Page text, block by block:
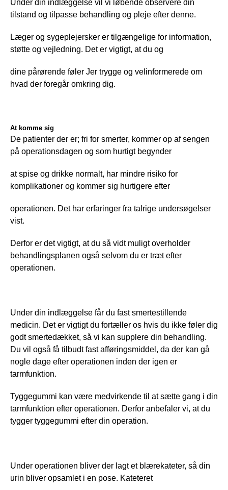
Under din indlæggelse vil vi løbende observere din
tilstand og tilpasse behandling og pleje efter denne.
Læger og sygeplejersker er tilgængelige for information,
støtte og vejledning. Det er vigtigt, at du og
dine pårørende føler Jer trygge og velinformerede om
hvad der foregår omkring dig.
At komme sig
De patienter der er; fri for smerter, kommer op af sengen
på operationsdagen og som hurtigt begynder
at spise og drikke normalt, har mindre risiko for
komplikationer og kommer sig hurtigere efter
operationen. Det har erfaringer fra talrige undersøgelser
vist.
Derfor er det vigtigt, at du så vidt muligt overholder
behandlingsplanen også selvom du er træt efter
operationen.
Under din indlæggelse får du fast smertestillende
medicin. Det er vigtigt du fortæller os hvis du ikke føler dig
godt smertedækket, så vi kan supplere din behandling.
Du vil også få tilbudt fast afføringsmiddel, da der kan gå
nogle dage efter operationen inden der igen er
tarmfunktion.
Tyggegummi kan være medvirkende til at sætte gang i din
tarmfunktion efter operationen. Derfor anbefaler vi, at du
tygger tyggegummi efter din operation.
Under operationen bliver der lagt et blærekateter, så din
urin bliver opsamlet i en pose. Kateteret